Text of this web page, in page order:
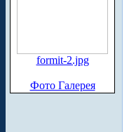
formit-2.jpg
Фото Галерея